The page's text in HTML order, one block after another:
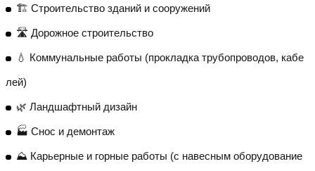
🏗️ Строительство зданий и сооружений
🛣️ Дорожное строительство
💧 Коммунальные работы (прокладка трубопроводов, кабе
лей)
🌿 Ландшафтный дизайн
🏭 Снос и демонтаж
⛰️ Карьерные и горные работы (с навесным оборудование